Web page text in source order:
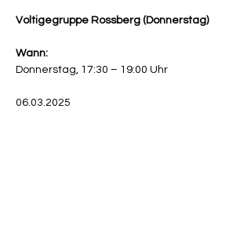
Voltigegruppe Rossberg (Donnerstag)
Wann:
Donnerstag, 17:30 – 19:00 Uhr
06.03.2025